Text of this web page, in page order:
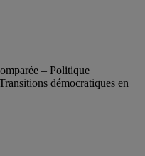
– Politique
démocratiques en